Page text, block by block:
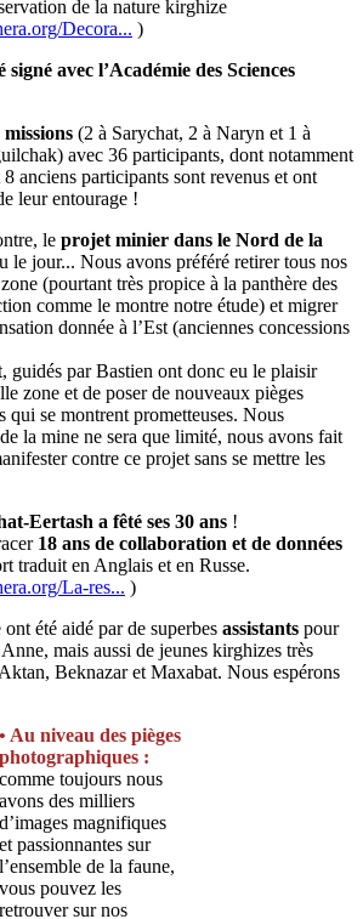
de la nature kirghize
Decora... )
avec l’Académie des Sciences
missions (2 à Sarychat, 2 à Naryn et 1 à
avec 36 participants, dont notamment
anciens participants sont revenus et ont
leur entourage !
le projet minier dans le Nord de la
le jour... Nous avons préféré retirer tous nos
(pourtant très propice à la panthère des
comme le montre notre étude) et migrer
donnée à l’Est (anciennes concessions
guidés par Bastien ont donc eu le plaisir
zone et de poser de nouveaux pièges
qui se montrent prometteuses. Nous
la mine ne sera que limité, nous avons fait
contre ce projet sans se mettre les
Eertash a fêté ses 30 ans !
18 ans de collaboration et de données
traduit en Anglais et en Russe.
La-res... )
été aidé par de superbes assistants pour
mais aussi de jeunes kirghizes très
Beknazar et Maxabat. Nous espérons
• Au niveau des pièges
photographiques:
comme toujours nous
avons des milliers
d’images magnifiques
et passionnantes sur
l’ensemble de la faune,
vous pouvez les
retrouver sur nos